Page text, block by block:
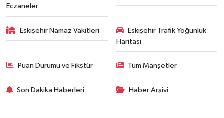
Eczaneler
Eskişehir Namaz Vakitleri
Eskişehir Trafik Yoğunluk
Haritası
Puan Durumu ve Fikstür Tüm Manşetler
Son Dakika Haberleri Haber Arşivi